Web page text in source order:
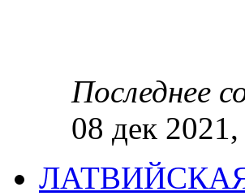
Последнее
08 дек